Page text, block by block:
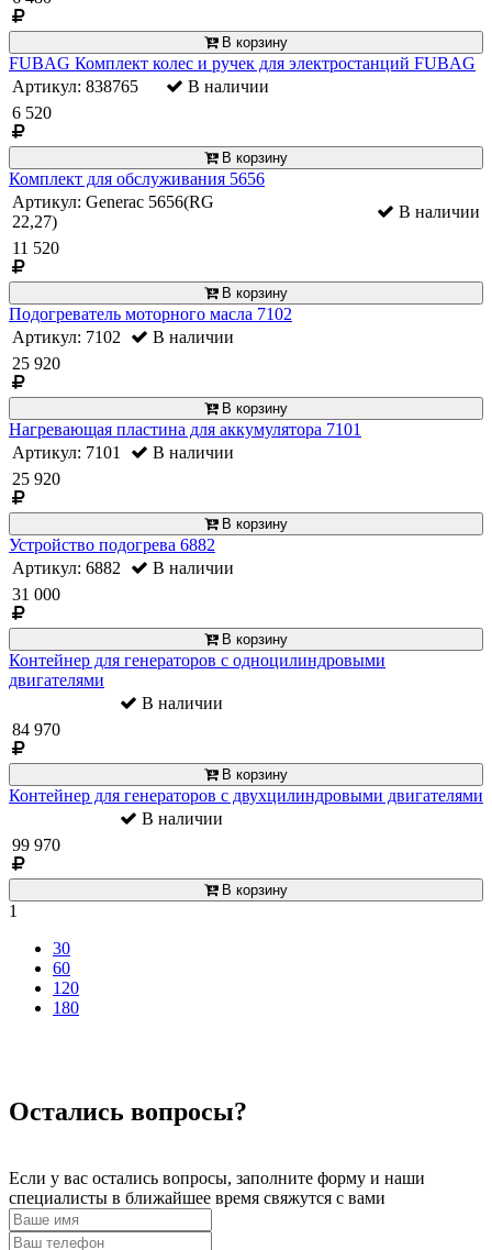
В корзину
FUBAG Комплект колес и ручек для электростанций FUBAG
Артикул: 838765
В наличии
6 520
В корзину
Комплект для обслуживания 5656
Артикул: Generac 5656(RG
22,27)
В наличии
11 520
В корзину
Подогреватель моторного масла 7102
Артикул: 7102
В наличии
25 920
В корзину
Нагревающая пластина для аккумулятора 7101
Артикул: 7101
В наличии
25 920
В корзину
Устройство подогрева 6882
Артикул: 6882
В наличии
31 000
В корзину
Контейнер для генераторов с одноцилиндровыми
двигателями
В наличии
84 970
В корзину
Контейнер для генераторов с двухцилиндровыми двигателями
В наличии
99 970
В корзину
1
30
60
120
180
Остались вопросы?
Если у вас остались вопросы, заполните форму и наши
специалисты в ближайшее время свяжутся с вами